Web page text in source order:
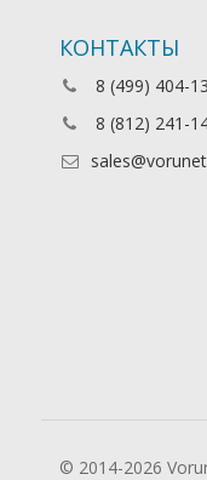
КОНТАКТЫ
8 (499) 404-
8 (812) 241-
© 2014-2026